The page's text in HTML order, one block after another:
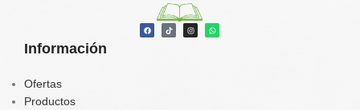
✔️Contribuye al equilibrio
hormonal y tiroideo
Información
Ofertas
Productos